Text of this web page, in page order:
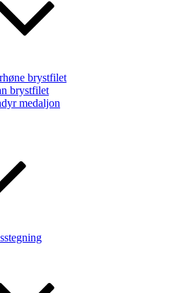
brystfilet
brystfilet
medaljon